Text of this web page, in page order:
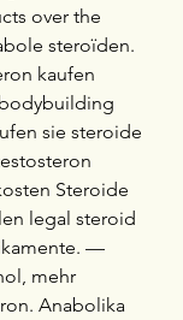
over the
steroïden.
kaufen
sie steroide
Steroide
legal steroid
—
mehr
Anabolika